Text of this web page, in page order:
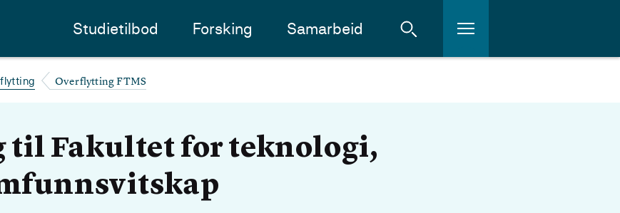
Studietilbod Forsking Samarbeid
Overflytting FTMS
til Fakultet for teknologi,